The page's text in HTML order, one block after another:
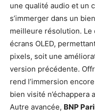
une qualité audio et un
s’immerger dans un
meilleure résolution. Le
écrans OLED,
pixels, soit une
version précédente.
rend l’immersion
bien visité n’échappera
Autre avancée, BNP